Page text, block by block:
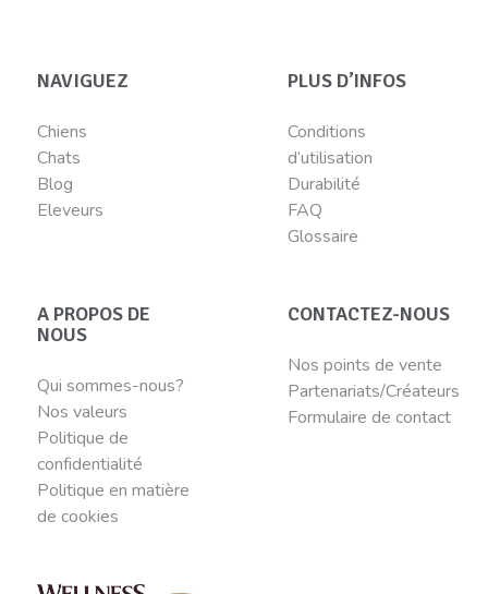
NAVIGUEZ
Chiens
Chats
Blog
Eleveurs
PLUS D’INFOS
Conditions
d’utilisation
Durabilité
FAQ
Glossaire
A PROPOS DE
NOUS
Qui sommes-nous?
Nos valeurs
Politique de
confidentialité
Politique en matière
de cookies
CONTACTEZ-NOUS
Nos points de vente
Partenariats/Créateurs
Formulaire de contact